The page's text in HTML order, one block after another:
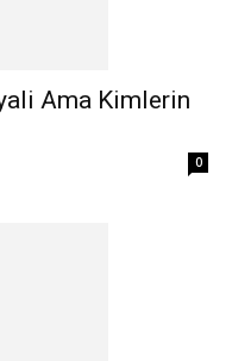
Ama Kimlerin
0